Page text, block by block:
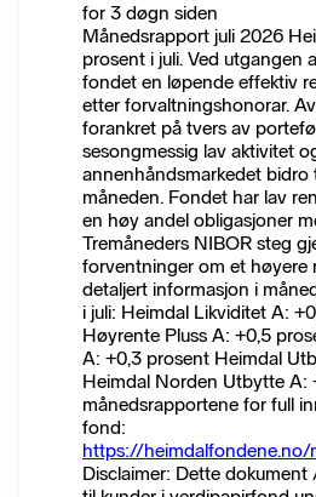
for 3 døgn siden
Månedsrapport juli 2026
prosent i juli. Ved utgangen
fondet en løpende effektiv
etter forvaltningshonorar.
forankret på tvers av
sesongmessig lav aktivitet
annenhåndsmarkedet
måneden. Fondet har lav
en høy andel obligasjoner
Tremåneders NIBOR steg
forventninger om et høyere
detaljert informasjon i
i juli: Heimdal Likviditet A:
Høyrente Pluss A: +0,5
A: +0,3 prosent Heimdal
Heimdal Norden Utbytte A:
månedsrapportene for full
fond:
https://heimdalfondene.no/
Disclaimer: Dette